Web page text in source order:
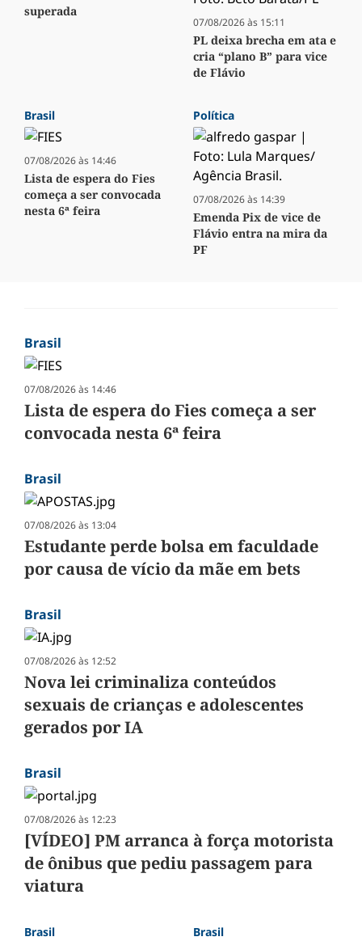
superada
07/08/2026 às 15:11
PL deixa brecha em ata e
cria “plano B” para vice
de Flávio
Brasil
07/08/2026 às 14:46
Lista de espera do Fies
começa a ser convocada
nesta 6ª feira
Política
07/08/2026 às 14:39
Emenda Pix de vice de
Flávio entra na mira da
PF
Brasil
07/08/2026 às 14:46
Lista de espera do Fies começa a ser
convocada nesta 6ª feira
Brasil
07/08/2026 às 13:04
Estudante perde bolsa em faculdade
por causa de vício da mãe em bets
Brasil
07/08/2026 às 12:52
Nova lei criminaliza conteúdos
sexuais de crianças e adolescentes
gerados por IA
Brasil
07/08/2026 às 12:23
[VÍDEO] PM arranca à força motorista
de ônibus que pediu passagem para
viatura
Brasil Brasil